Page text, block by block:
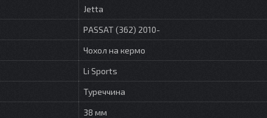
Jetta
PASSAT (362) 2010-
Чохол на кермо
Li Sports
Туреччина
38 мм